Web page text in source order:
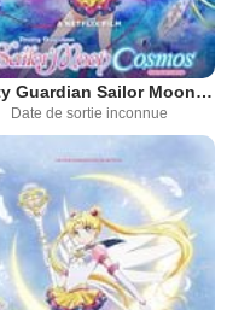
Pretty Guardian Sailor Moon Cosmos : Le film - Partie 1
Date de sortie inconnue